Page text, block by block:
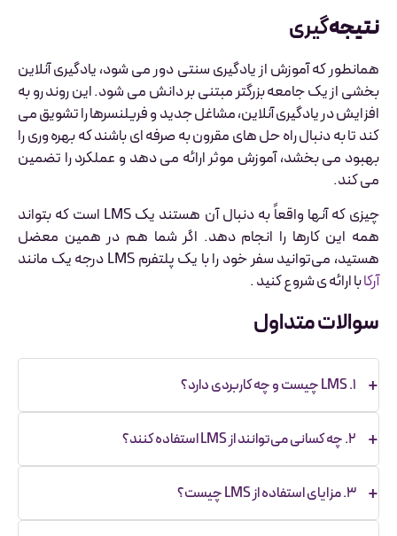
نتیجه‌گیری
همانطور که آموزش از یادگیری سنتی دور می شود، یادگیری آنلاین
بخشی از یک جامعه بزرگتر مبتنی بر دانش می شود. این روند رو به
افزایش در یادگیری آنلاین، مشاغل جدید و فریلنسرها را تشویق می
کند تا به دنبال راه حل های مقرون به صرفه ای باشند که بهره وری را
بهبود می بخشد، آموزش موثر ارائه می دهد و عملکرد را تضمین
می کند.
چیزی که آنها واقعاً به دنبال آن هستند یک LMS است که بتواند
همه این کارها را انجام دهد. اگر شما هم در همین معضل
هستید، می‌توانید سفر خود را با یک پلتفرم LMS درجه یک مانند
آرکابا ارائه ی شروع کنید .
سوالات متداول
۱. LMS چیست و چه کاربردی دارد؟
سیستم مدیریت یادگیری (LMS) نرم‌افزاری است که برای
ایجاد، ارائه، مدیریت و ردیابی دوره‌ها و محتوای آموزشی
آنلاین استفاده می‌شود. این سیستم می‌تواند هم در
آموزش حضوری و ترکیبی و هم در آموزش کاملاً آنلاین به کار
۲. چه کسانی می‌توانند از LMS استفاده کنند؟
LMS برای موسسات آموزشی، شرکت‌ها و کسب‌وکارها،
سازمان‌های غیرانتفاعی، ارائه‌دهندگان محتوا، فرانشیزها، و
حتی فریلنسرهایی که می‌خواهند دانش خود را آموزش
۳. مزایای استفاده از LMS چیست؟
با استفاده از LMS می‌توان به محتوای آموزشی دسترسی